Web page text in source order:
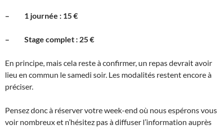
– 1 journée : 15 €
– Stage complet : 25 €
En principe, mais cela reste à confirmer, un repas devrait avoir
lieu en commun le samedi soir. Les modalités restent encore à
préciser.
Pensez donc à réserver votre week-end où nous espérons vous
voir nombreux et n’hésitez pas à diffuser l’information auprès